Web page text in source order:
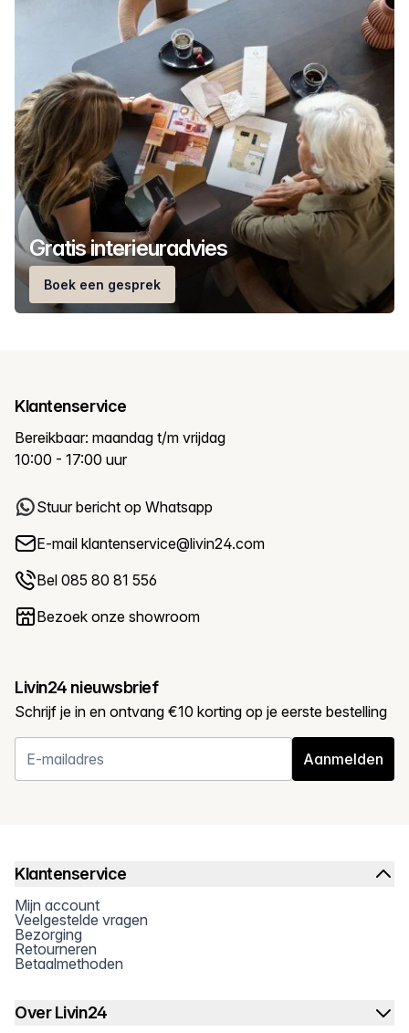
Gratis interieuradvies
Boek een gesprek
Klantenservice
Bereikbaar: maandag t/m vrijdag
10:00 - 17:00 uur
Stuur bericht op Whatsapp
E-mail klantenservice@livin24.com
Bel 085 80 81 556
Bezoek onze showroom
Livin24 nieuwsbrief
Schrijf je in en ontvang €10 korting op je eerste bestelling
Aanmelden
Klantenservice
Mijn account
Veelgestelde vragen
Bezorging
Retourneren
Betaalmethoden
Over Livin24